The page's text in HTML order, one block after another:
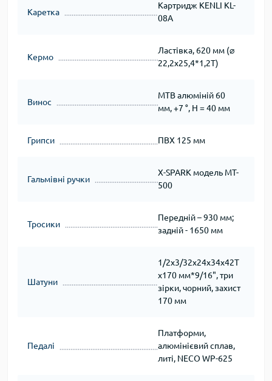
Каретка
Картридж KENLI KL-
08A
Кермо
Ластівка, 620 мм (⌀
22,2х25,4*1,2Т)
Винос
МТВ алюміній 60
мм, +7 °, H = 40 мм
Грипси ПВХ 125 мм
Гальмівні ручки
X-SPARK модель MT-
500
Тросики
Передній – 930 мм;
задній - 1650 мм
Шатуни
1/2х3/32х24х34х42T
х170 мм*9/16", три
зірки, чорний, захист
170 мм
Педалі
Платформи,
алюмінієвий сплав,
литі, NECO WP-625